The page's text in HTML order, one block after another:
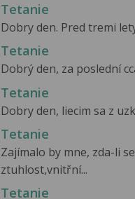
Tetanie
Dobry den. Pred tremi
Tetanie
Dobrý den, za poslední
Tetanie
Dobry den, liecim sa z
Tetanie
Zajímalo by mne, zda-li
ztuhlost,vnitřní...
Tetanie